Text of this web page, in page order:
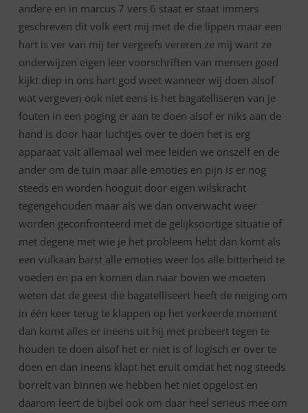
andere en in marcus 7 vers 6 staat er staat immers
geschreven dit volk eert mij met de die lippen maar een
hart is ver van mij ter vergeefs vereren ze mij want ze
onderwijzen eigen leer voorschriften van mensen goed
kijkt diep in ons hart god weet wanneer wij doen alsof
wat vergeven ook niet eens is het bagatelliseren van je
fouten in een poging er aan te doen alsof er niks aan de
hand is door haar luchtjes over te doen het is erg
apparaat valt allemaal wel mee leiden we onszelf en de
ander om de tuin maar alle emoties en pijn is er nog
steeds en worden hooguit door eigen wilskracht
tegengehouden maar als we dan onverwacht weer
worden geconfronteerd met de gelijksoortige situatie of
met degene met wie je het probleem hebt dan komt als
een vulkaan barst alle emoties weer los alle bitterheid te
voeden en pa en komen dan naar boven we moeten
weten dat de geest die bagatelliseert heeft de neiging om
in één keer terug te klappen op het verkeerde moment
dan komt alles er ineens uit hij met probeert tegen te
houden te doen alsof het er niet is of logisch er over te
doen en dan ineens klapt het eruit omdat het nog steeds
borrelt van binnen we hebben het niet opgelost en
daarom leert de bijbel ook om daar heel serieus mee om